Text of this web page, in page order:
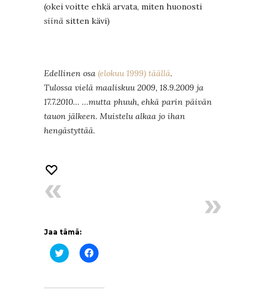
(okei voitte ehkä arvata, miten huonosti
siinä sitten kävi)
Edellinen osa (elokuu 1999) täällä.
Tulossa vielä maaliskuu 2009, 18.9.2009 ja
17.7.2010… …mutta phuuh, ehkä parin päivän
tauon jälkeen. Muistelu alkaa jo ihan
hengästyttää.
Jaa tämä:
Jaa
Twitterissä(Avautuu
Jaa
Facebookissa(Avautuu